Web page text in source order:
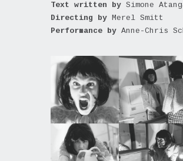
Text written by Simone
Directing by Merel Smitt
Performance by Anne-Chris